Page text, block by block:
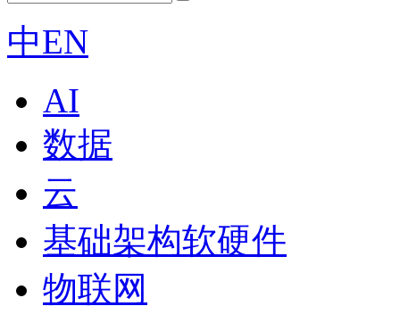
中EN
AI
数据
云
基础架构软硬件
物联网